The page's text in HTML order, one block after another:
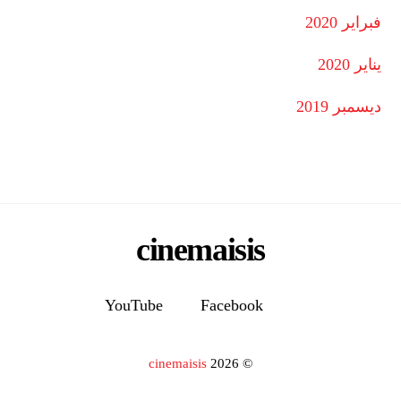
فبراير 2020
يناير 2020
ديسمبر 2019
cinemaisis
©
cinemaisis 2026